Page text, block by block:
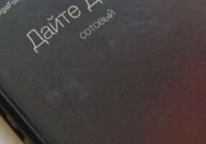
в Волгограде: в Центральном
„Арбузный переполох“
нарастили экспорт:
на 3,6 млн долларов